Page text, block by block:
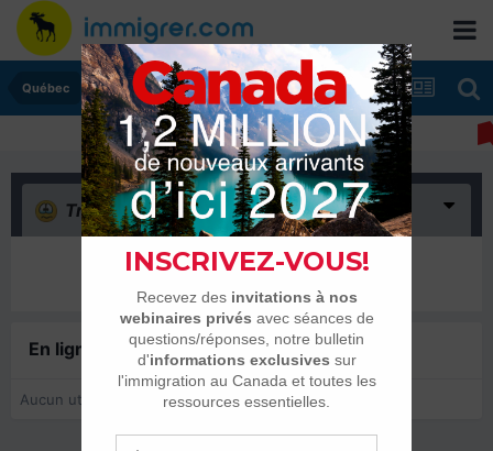
Québec
Triste (0)
Il n’y a encore rien ici
En ligne récemment0 membre est en ligne
Aucun utilisateur enregistré regarde cette page.